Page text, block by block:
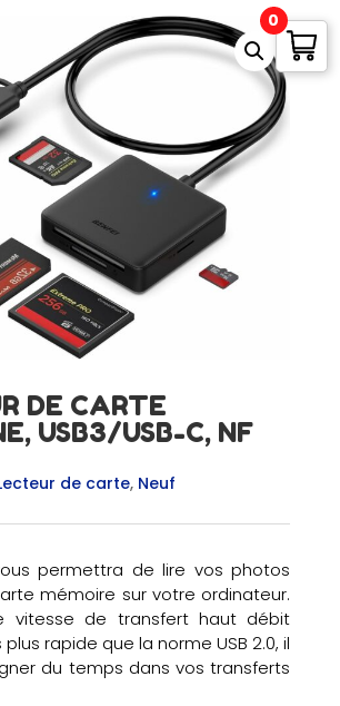
DE CARTE
USB3/USB-C, NF
de carte, Neuf
permettra de lire vos photos
mémoire sur votre ordinateur.
vitesse de transfert haut débit
plus rapide que la norme USB 2.0, il
du temps dans vos transferts
0